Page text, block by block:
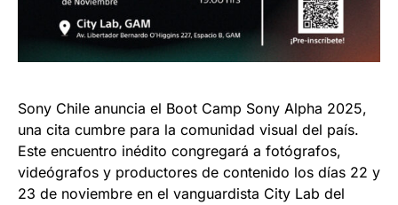
Sony Chile anuncia el Boot Camp Sony Alpha 2025,
una cita cumbre para la comunidad visual del país.
Este encuentro inédito congregará a fotógrafos,
videógrafos y productores de contenido los días 22 y
23 de noviembre en el vanguardista City Lab del